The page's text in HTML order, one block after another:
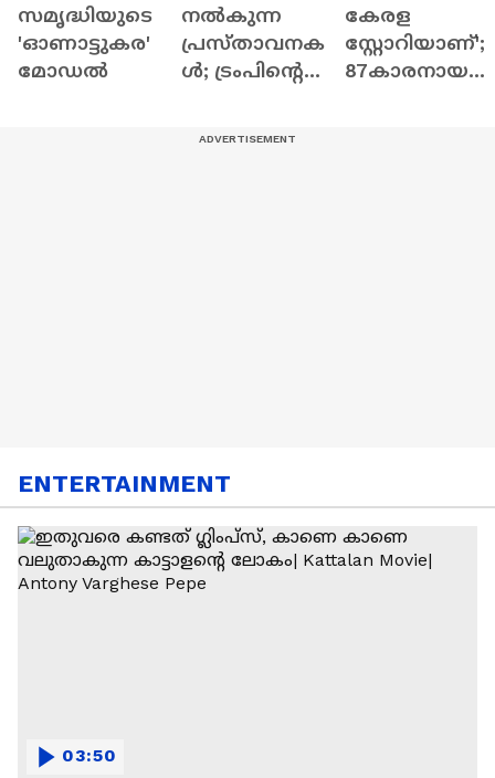
സമൃദ്ധിയുടെ
'ഓണാട്ടുകര'
മോഡൽ
നൽകുന്ന
പ്രസ്താവനക
ൾ; ട്രംപിന്റെ
കേരള
സ്റ്റോറിയാണ്';
87കാരനായ
ENTERTAINMENT
03:50